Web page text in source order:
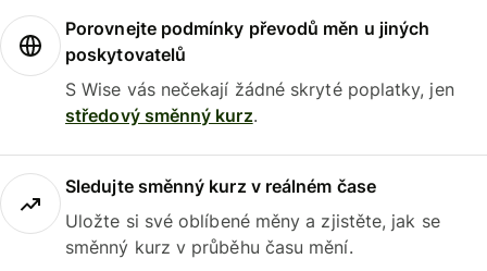
Porovnejte podmínky převodů měn u jiných
poskytovatelů
S Wise vás nečekají žádné skryté poplatky, jen
středový směnný kurz.
Sledujte směnný kurz v reálném čase
Uložte si své oblíbené měny a zjistěte, jak se
směnný kurz v průběhu času mění.